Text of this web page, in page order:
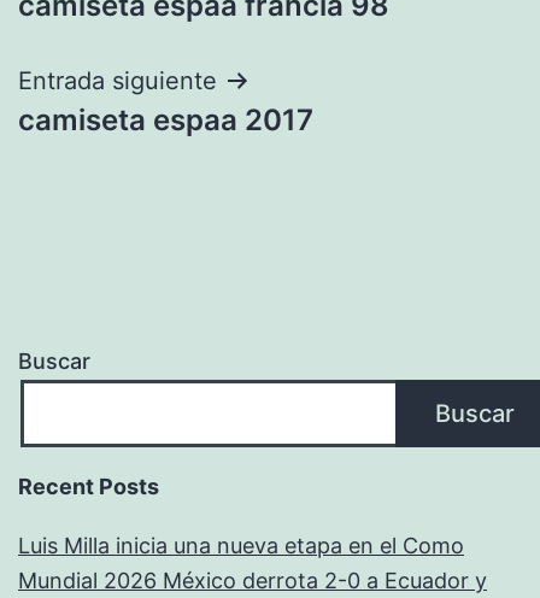
de
entradas
Entrada siguiente
camiseta espaa 2017
Buscar
Buscar
Recent Posts
Luis Milla inicia una nueva etapa en el Como
Mundial 2026 México derrota 2-0 a Ecuador y